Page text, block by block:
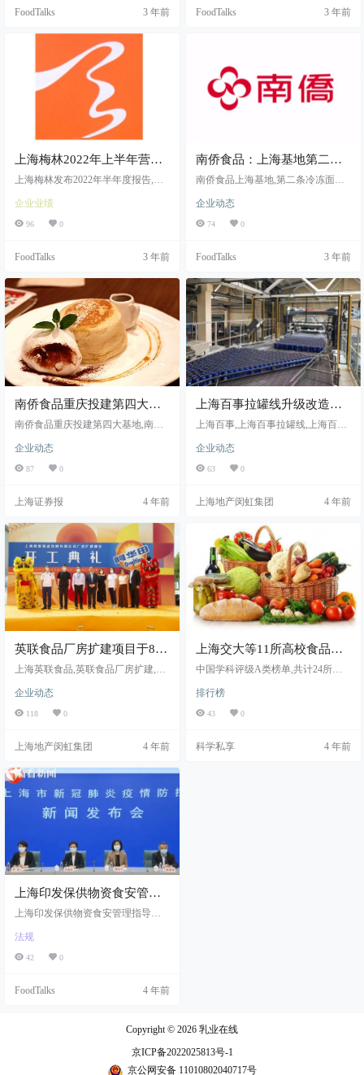
FoodTalks 3 年前 FoodTalks 3 年前
上海梅林2022年上半年营收
129.31亿元，同比增长0.78%
上海梅林发布2022年半年度报告,营
企业业绩
96 0
FoodTalks 3 年前
南侨食品：上海基地第二条
冷冻面团生产线预计10月投
南侨食品上海基地,第二条冷冻面团
企业动态
74 0
FoodTalks 3 年前
南侨食品重庆投建第四大基
地，瞄准中西部及东南亚市
南侨食品重庆投建第四大基地,南侨
食品加快在高增长领域的产能布局
企业动态
87 0
上海证券报 4 年前
上海百事拉罐线升级改造项
目5月在闵行区正式投产
上海百事,上海百事拉罐线,上海百事
企业动态
63 0
上海地产闵虹集团 4 年前
英联食品厂房扩建项目于8月
在上海闵行开发区开工
上海英联食品,英联食品厂房扩建,英
企业动态
118 0
上海地产闵虹集团 4 年前
上海交大等11所高校食品专
业进入中国学科评级A类榜单
中国学科评级A类榜单,共计24所高
排行榜
43 0
科学私享 4 年前
上海印发保供物资食安管理
指导意见
上海印发保供物资食安管理指导意
法规
42 0
FoodTalks 4 年前
Copyright © 2026 乳业在线
京ICP备2022025813号-1
京公网安备 11010802040717号